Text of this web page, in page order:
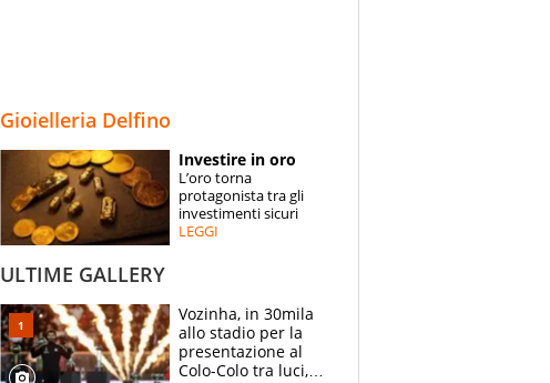
ESPERTI
CONTATTI
Gioielleria Delfino
Investire in oro
L’oro torna
protagonista tra gli
investimenti sicuri
LEGGI
ULTIME GALLERY
Vozinha, in 30mila
allo stadio per la
presentazione al
Colo-Colo tra luci,